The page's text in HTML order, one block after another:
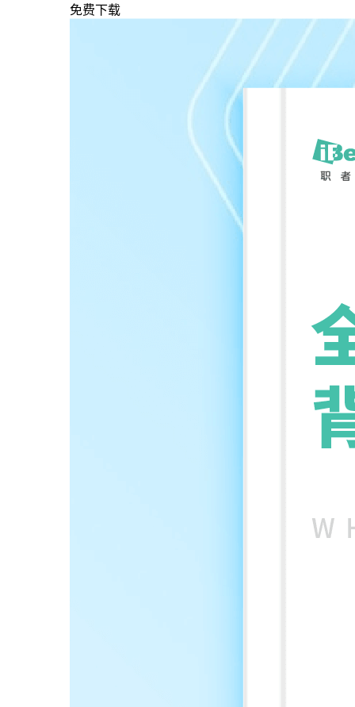
免费下载